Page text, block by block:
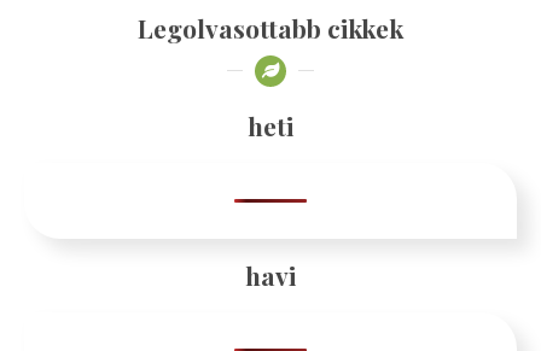
Legolvasottabb cikkek
heti
havi